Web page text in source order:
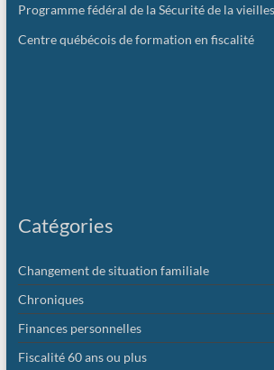
Programme fédéral de la Sécurité de la
Centre québécois de formation en fiscalité
Catégories
Changement de situation familiale
Chroniques
Finances personnelles
Fiscalité 60 ans ou plus